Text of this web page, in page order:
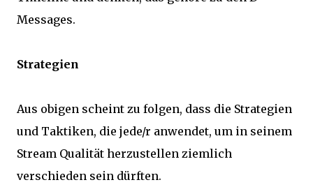
Messages.
Strategien
Aus obigen scheint zu folgen, dass die Strategien
und Taktiken, die jede/r anwendet, um in seinem
Stream Qualität herzustellen ziemlich
verschieden sein dürften.